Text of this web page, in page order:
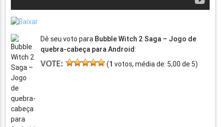
Dê seu voto para Bubble Witch 2 Saga – Jogo de
quebra-cabeça para Android:
VOTE: (1 votos, média de: 5,00 de 5)